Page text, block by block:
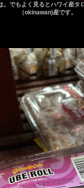
。でもよく見るとハワイ産タ
（okinawan)産です。